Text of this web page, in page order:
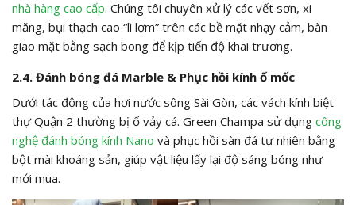
nhà hàng cao cấp. Chúng tôi chuyên xử lý các vết sơn, xi
măng, bụi thạch cao “lì lợm” trên các bề mặt nhạy cảm, bàn
giao mặt bằng sạch bong để kịp tiến độ khai trương.
2.4. Đánh bóng đá Marble & Phục hồi kính ố mốc
Dưới tác động của hơi nước sông Sài Gòn, các vách kính biệt
thự Quận 2 thường bị ố vảy cá. Green Champa sử dụng công
nghệ đánh bóng kính Nano và phục hồi sàn đá tự nhiên bằng
bột mài khoáng sản, giúp vật liệu lấy lại độ sáng bóng như
mới mua.